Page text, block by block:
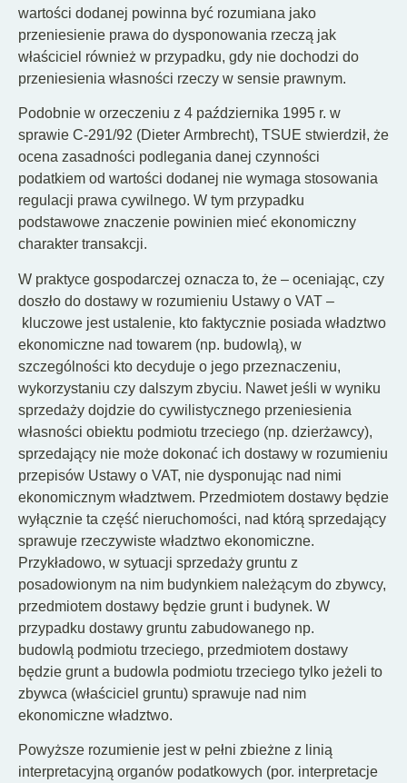
wartości dodanej powinna być rozumiana jako
przeniesienie prawa do dysponowania rzeczą jak
właściciel również w przypadku, gdy nie dochodzi do
przeniesienia własności rzeczy w sensie prawnym.
Podobnie w orzeczeniu z 4 października 1995 r. w
sprawie C-291/92 (Dieter Armbrecht), TSUE stwierdził, że
ocena zasadności podlegania danej czynności
podatkiem od wartości dodanej nie wymaga stosowania
regulacji prawa cywilnego. W tym przypadku
podstawowe znaczenie powinien mieć ekonomiczny
charakter transakcji.
W praktyce gospodarczej oznacza to, że – oceniając, czy
doszło do dostawy w rozumieniu Ustawy o VAT –
kluczowe jest ustalenie, kto faktycznie posiada władztwo
ekonomiczne nad towarem (np. budowlą), w
szczególności kto decyduje o jego przeznaczeniu,
wykorzystaniu czy dalszym zbyciu. Nawet jeśli w wyniku
sprzedaży dojdzie do cywilistycznego przeniesienia
własności obiektu podmiotu trzeciego (np. dzierżawcy),
sprzedający nie może dokonać ich dostawy w rozumieniu
przepisów Ustawy o VAT, nie dysponując nad nimi
ekonomicznym władztwem. Przedmiotem dostawy będzie
wyłącznie ta część nieruchomości, nad którą sprzedający
sprawuje rzeczywiste władztwo ekonomiczne.
Przykładowo, w sytuacji sprzedaży gruntu z
posadowionym na nim budynkiem należącym do zbywcy,
przedmiotem dostawy będzie grunt i budynek. W
przypadku dostawy gruntu zabudowanego np.
budowlą podmiotu trzeciego, przedmiotem dostawy
będzie grunt a budowla podmiotu trzeciego tylko jeżeli to
zbywca (właściciel gruntu) sprawuje nad nim
ekonomiczne władztwo.
Powyższe rozumienie jest w pełni zbieżne z linią
interpretacyjną organów podatkowych (por. interpretacje